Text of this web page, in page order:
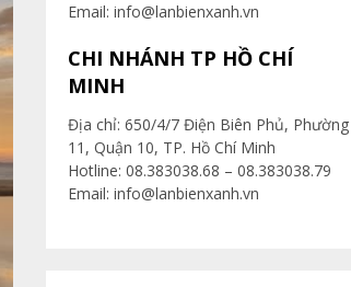
Email: info@lanbienxanh.vn
CHI NHÁNH TP HỒ CHÍ
MINH
Địa chỉ: 650/4/7 Điện Biên Phủ, Phường
11, Quận 10, TP. Hồ Chí Minh
Hotline: 08.383038.68 – 08.383038.79
Email: info@lanbienxanh.vn